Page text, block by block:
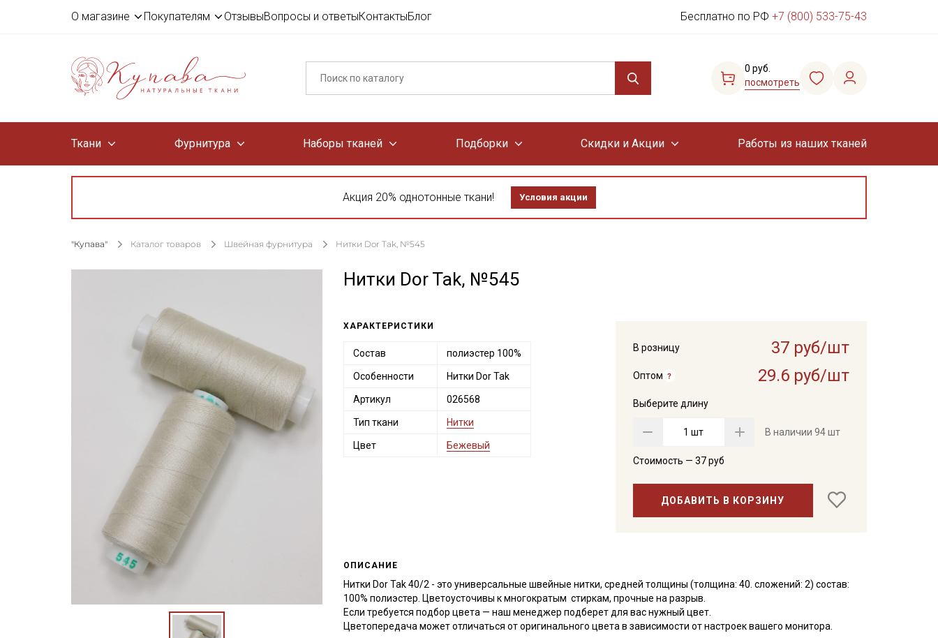
О магазине Покупателям ОтзывыВопросы и ответыКонтактыБлог Бесплатно по РФ +7 (800) 533-75-43
0 руб.
посмотреть
Ткани Фурнитура Наборы тканей Подборки Скидки и Акции Работы из наших тканей
Акция 20% однотонные ткани! Условия акции
"Купава" Каталог товаров Швейная фурнитура Нитки Dor Tak, №545
Нитки Dor Tak, №545
В розницу 37 руб/шт
Оптом 29.6 руб/шт
Выберите длину
шт В наличии 94 шт
Стоимость — 37руб
ДОБАВИТЬ В КОРЗИНУ
ХАРАКТЕРИСТИКИ
Состав полиэстер 100%
Особенности Нитки Dor Tak
Артикул 026568
Тип ткани Нитки
Цвет Бежевый
ОПИСАНИЕ
Нитки Dor Tak 40/2 - это универсальные швейные нитки, средней толщины (толщина: 40. сложений: 2) состав:
100% полиэстер. Цветоусточивы к многократым стиркам, прочные на разрыв.
Если требуется подбор цвета — наш менеджер подберет для вас нужный цвет.
Цветопередача может отличаться от оригинального цвета в зависимости от настроек вашего монитора.